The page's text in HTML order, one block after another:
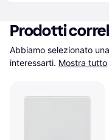
Prodotti
Abbiamo selezionato
interessarti. Mostra tutto